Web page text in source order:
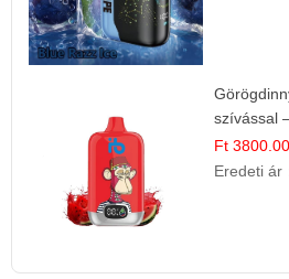
szívással
cigi
Ft 3800.00
Eredeti ár